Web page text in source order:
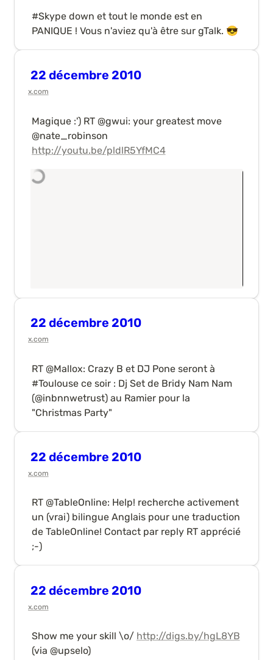
#Skype down et tout le monde est en
PANIQUE ! Vous n'aviez qu'à être sur gTalk. 😎
22 décembre 2010
x.com
Magique :') RT @gwui: your greatest move
http://youtu.be/pldlR5YfMC4
22 décembre 2010
x.com
RT @Mallox: Crazy B et DJ Pone seront à
#Toulouse ce soir : Dj Set de Bridy Nam Nam
(@inbnnwetrust) au Ramier pour la
"Christmas Party"
22 décembre 2010
x.com
RT @TableOnline: Help! recherche activement
un (vrai) bilingue Anglais pour une traduction
de TableOnline! Contact par reply RT apprécié
;-)
22 décembre 2010
x.com
Show me your skill \o/ http://digs.by/hgL8YB
(via @upselo)